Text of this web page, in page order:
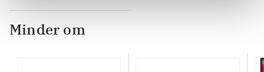
Minder om